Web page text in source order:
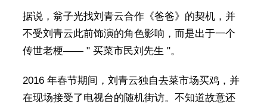
据说，翁子光找刘青云合作《爸爸》的契机，并
不受刘青云此前饰演的角色影响，而是出于一个
传世老梗—— " 买菜市民刘先生 "。
2016 年春节期间，刘青云独自去菜市场买鸡，并
在现场接受了电视台的随机街访。不知道故意还